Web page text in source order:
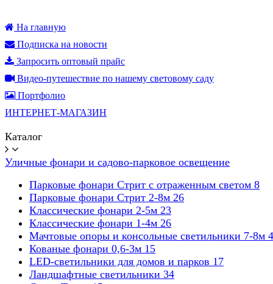
На главную
Подписка на новости
Запросить оптовый прайс
Видео-путешествие по нашему световому саду
Портфолио
ИНТЕРНЕТ-МАГАЗИН
Каталог
Уличные фонари и садово-парковое освещение
Парковые фонари Стрит с отраженным светом 8
Парковые фонари Стрит 2-8м 26
Классические фонари 2-5м 23
Классические фонари 1-4м 26
Мачтовые опоры и консольные светильники 7-8м 4
Кованые фонари 0,6-3м 15
LED-светильники для домов и парков 17
Ландшафтные светильники 34